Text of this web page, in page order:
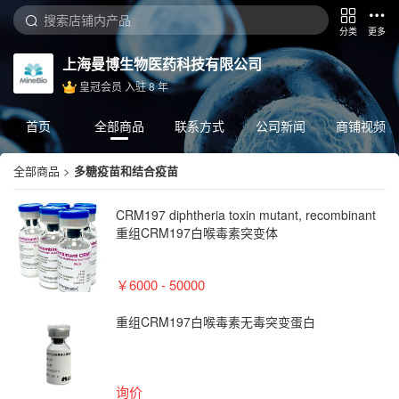
分类 更多
上海曼博生物医药科技有限公司
皇冠会员 入驻8年
首页 全部商品 联系方式 公司新闻 商铺视频
全部商品 > 多糖疫苗和结合疫苗
CRM197 diphtheria toxin mutant, recombinant
重组CRM197白喉毒素突变体
￥6000 - 50000
重组CRM197白喉毒素无毒突变蛋白
询价